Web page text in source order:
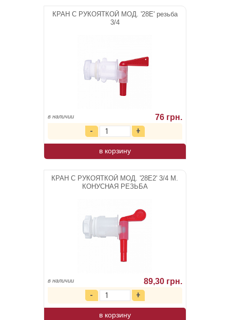
КРАН С РУКОЯТКОЙ МОД. '28E' резьба
3/4
в наличии 76 грн.
в корзину
КРАН С РУКОЯТКОЙ МОД. '28E2' 3/4 М.
КОНУСНАЯ РЕЗЬБА
в наличии 89,30 грн.
в корзину